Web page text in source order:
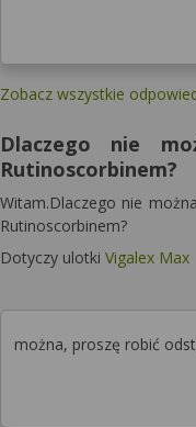
Zobacz wszystkie
Dlaczego nie
Rutinoscorbinem?
Witam.Dlaczego nie
Rutinoscorbinem?
Dotyczy ulotki Vigalex Max
można, proszę robić